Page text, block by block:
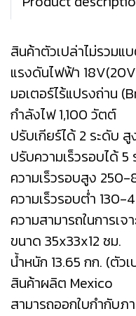
สินค้าตัวเปล่าไม่รวมแ
แรงดันไฟฟ้า
มอเตอร์ไร้แปรงถ่าน
กำลังไฟ 1,100 วัตต์
ปรับเกียร์ได้ 2 ระดับ
ปรับความเร็วรอบได้ 5
ความเร็วรอบสูง
ความเร็วรอบต่ำ
ความสามารถในการเ
ขนาด 35x33x12 ซม.
น้ำหนัก 13.65 กก. (ตัว
สินค้าผลิต Mexico
สามารถออกใบกำกับภ